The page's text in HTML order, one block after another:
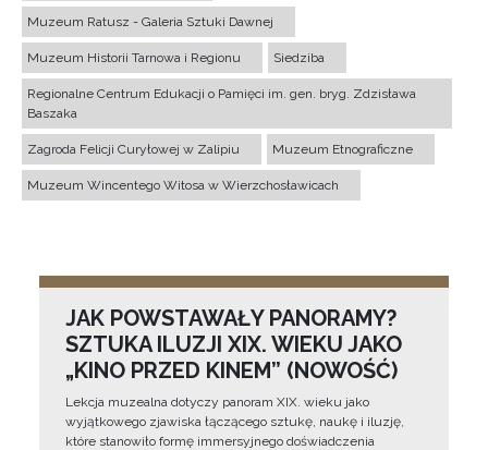
Muzeum Ratusz - Galeria Sztuki Dawnej
Muzeum Historii Tarnowa i Regionu Siedziba
Regionalne Centrum Edukacji o Pamięci im. gen. bryg. Zdzisława
Baszaka
Zagroda Felicji Curyłowej w Zalipiu Muzeum Etnograficzne
Muzeum Wincentego Witosa w Wierzchosławicach
JAK POWSTAWAŁY PANORAMY?
SZTUKA ILUZJI XIX. WIEKU JAKO
„KINO PRZED KINEM” (NOWOŚĆ)
Lekcja muzealna dotyczy panoram XIX. wieku jako
wyjątkowego zjawiska łączącego sztukę, naukę i iluzję,
które stanowiło formę immersyjnego doświadczenia